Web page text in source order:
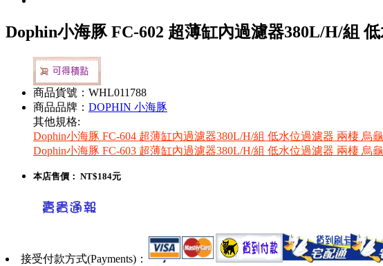
Dophin小海豚 FC-602 超薄缸內過濾器380L/H/組
商品貨號：WHL011788
商品品牌： DOPHIN 小海豚
其他規格:
Dophin小海豚 FC-604 超薄缸內過濾器380L/H/組 低水位過濾器 兩棲 烏龜
Dophin小海豚 FC-603 超薄缸內過濾器380L/H/組 低水位過濾器 兩棲 烏龜
本店售價： NT$184元
接受付款方式(Payments)：